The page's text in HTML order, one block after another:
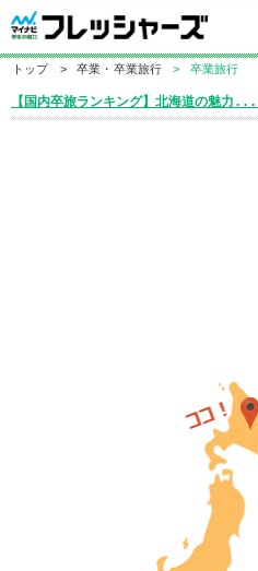
トップ > 卒業・卒業旅行 > 卒業旅行
【国内卒旅ランキング】北海道の魅力...